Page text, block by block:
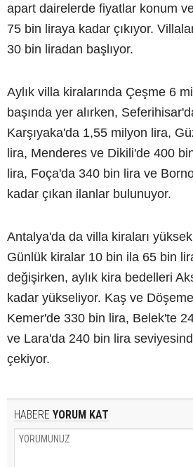
apart dairelerde fiyatlar konum
75 bin liraya kadar çıkıyor.
30 bin liradan başlıyor.
Aylık villa kiralarında Çeşme 6
başında yer alırken,
Karşıyaka'da 1,55 milyon lira,
lira, Menderes ve Dikili'de 400
lira, Foça'da 340 bin lira ve
kadar çıkan ilanlar bulunuyor.
Antalya'da da villa kiraları
Günlük kiralar 10 bin ila 65 bin
değişirken, aylık kira bedelleri
kadar yükseliyor. Kaş ve
Kemer'de 330 bin lira, Belek'te
ve Lara'da 240 bin lira
çekiyor.
HABERE YORUM KAT